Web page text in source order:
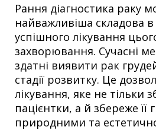
Рання діагностика раку
найважливіша складова
успішного лікування
захворювання. Сучасні
здатні виявити рак
стадії розвитку. Це
лікування, яке не тільки
пацієнтки, а й збереже її
природними та